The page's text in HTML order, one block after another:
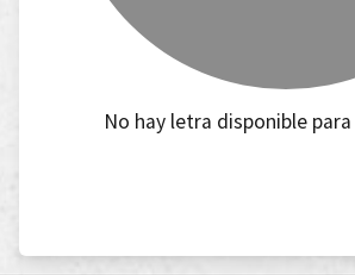
No hay letra disponible